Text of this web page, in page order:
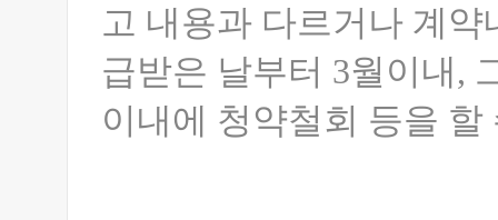
고 내용과 다르거나 계
급받은 날부터 3월이내,
이내에 청약철회 등을 할